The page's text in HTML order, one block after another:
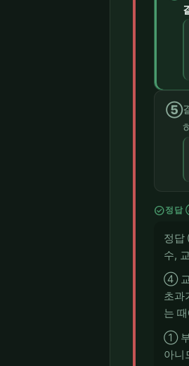
⑤
check_circle정답
정답
수,
④ 교
초과
는
① 부
아니